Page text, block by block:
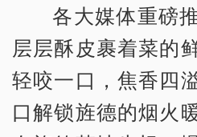
各大媒体重磅
层层酥皮裹着菜的
轻咬一口，焦香四
口解锁旌德的烟火